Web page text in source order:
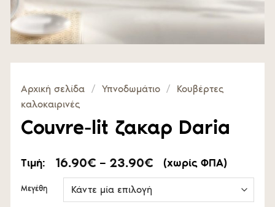
Αρχική σελίδα / Υπνοδωμάτιο /
Κουβέρτες
καλοκαιρινές
Couvre-lit ζακαρ Daria
Τιμή: 16.90€ – 23.90€ Price
range:
through
(χωρίς ΦΠΑ)
Μεγέθη